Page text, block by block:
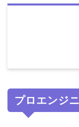
プロエンジ